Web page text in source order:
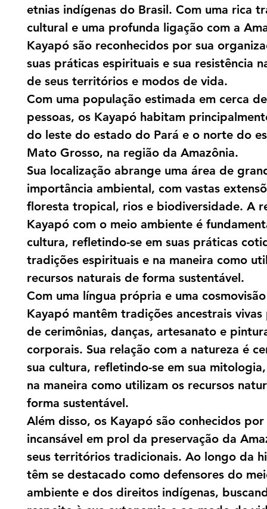
etnias indígenas do Brasil. Com uma rica
cultural e uma profunda ligação com a
Kayapó são reconhecidos por sua
suas práticas espirituais e sua resistência
de seus territórios e modos de vida.
Com uma população estimada em cerca
pessoas, os Kayapó habitam
do leste do estado do Pará e o norte do
Mato Grosso, na região da Amazônia.
Sua localização abrange uma área de
importância ambiental, com vastas
floresta tropical, rios e biodiversidade. A
Kayapó com o meio ambiente é
cultura, refletindo-se em suas práticas
tradições espirituais e na maneira como
recursos naturais de forma sustentável.
Com uma língua própria e uma
Kayapó mantêm tradições ancestrais
de cerimônias, danças, artesanato e
corporais. Sua relação com a natureza é
sua cultura, refletindo-se em sua
na maneira como utilizam os recursos
forma sustentável.
Além disso, os Kayapó são conhecidos
incansável em prol da preservação da
seus territórios tradicionais. Ao longo da
têm se destacado como defensores do
ambiente e dos direitos indígenas,